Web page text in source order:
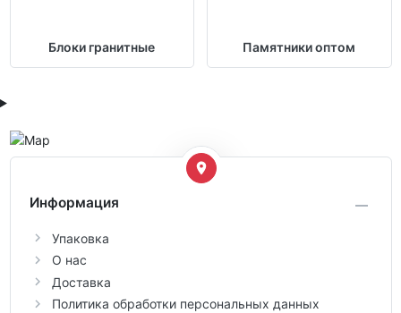
Блоки гранитные Памятники оптом
Информация
Упаковка
О нас
Доставка
Политика обработки персональных данных